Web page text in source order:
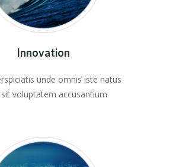
Innovation
unde omnis iste natus
voluptatem accusantium